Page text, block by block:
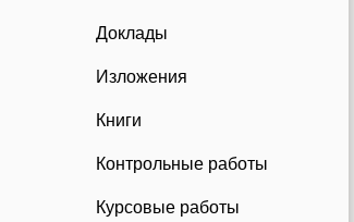
Доклады
Изложения
Книги
Контрольные работы
Курсовые работы